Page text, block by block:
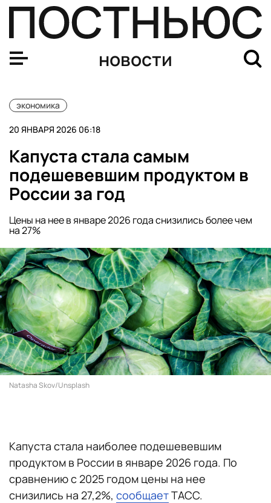
новости
экономика
20 ЯНВАРЯ 2026 06:18
Капуста стала самым
подешевевшим продуктом в
России за год
Цены на нее в январе 2026 года снизились более чем
на 27%
Natasha Skov/Unsplash
Капуста стала наиболее подешевевшим
продуктом в России в январе 2026 года. По
сравнению с 2025 годом цены на нее
снизились на 27,2%, сообщаетТАСС.
Продажи баранины в России упали на 39% по итогам